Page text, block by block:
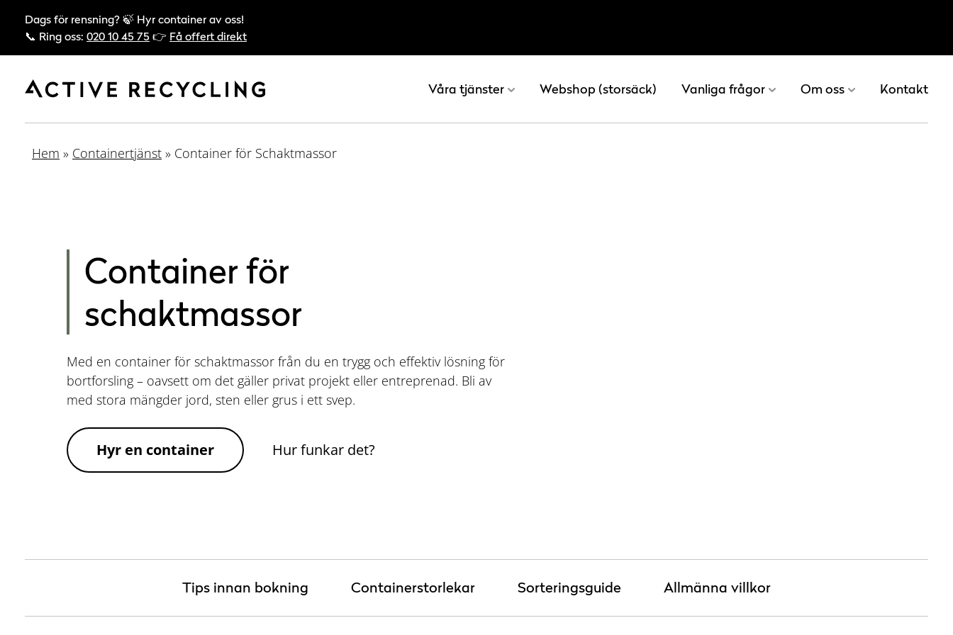
Dags för rensning? 🍃 Hyr container av oss!
📞 Ring oss: 020 10 45 75 👉 Få offert direkt
Våra tjänster Webshop (storsäck) Vanliga frågor Om oss Kontakt
Hem » Containertjänst » Container för Schaktmassor
Container för
schaktmassor
Med en container för schaktmassor från du en trygg och effektiv lösning för
bortforsling – oavsett om det gäller privat projekt eller entreprenad. Bli av
med stora mängder jord, sten eller grus i ett svep.
Hyr en container Hur funkar det?
Tips innan bokning Containerstorlekar Sorteringsguide Allmänna villkor